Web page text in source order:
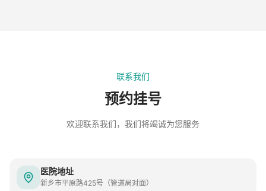
联系我们
预约挂号
欢迎联系我们，我们将竭诚为您服务
医院地址
新乡市平原路425号（管道局对面）